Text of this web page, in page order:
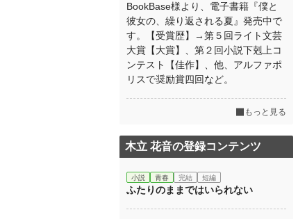
BookBase様より、電子書籍『僕と
彼女の、繰り返される夏』発売中で
す。【受賞歴】→第５回ライト文芸
大賞【大賞】、第２回小説下剋上コ
ンテスト【佳作】、他、アルファポ
リスで奨励賞四回など。
もっと見る
木立 花音の登録コンテンツ
小説 青春 完結 短編
ふたりのままではいられない